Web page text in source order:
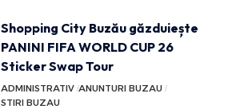
Shopping City Buzău găzduiește
PANINI FIFA WORLD CUP 26
Sticker Swap Tour
ADMINISTRATIV ANUNTURI BUZAU
STIRI BUZAU